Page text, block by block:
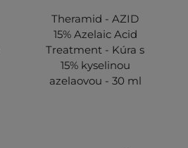
Theramid - AZID
15% Azelaic Acid
Treatment - Kúra s
15% kyselinou
azelaovou - 30 ml